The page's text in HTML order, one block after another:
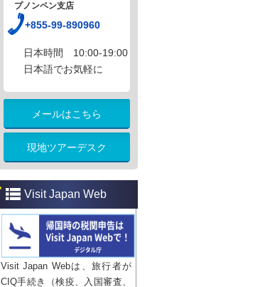
プノンペン支店
+855-99-890960
日本時間 10:00-19:00
日本語でお気軽に
メールはこちら
現地ツアーデスク
​​Visit Japan Web
Visit Japan Webは、旅行者が
CIQ手続き（検疫、入国審査、